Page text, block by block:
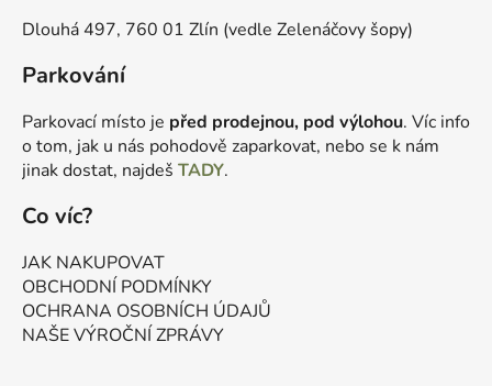
Dlouhá 497, 760 01 Zlín (vedle Zelenáčovy šopy)
Parkování
Parkovací místo je před prodejnou, pod výlohou. Víc info
o tom, jak u nás pohodově zaparkovat, nebo se k nám
jinak dostat, najdeš TADY.
Co víc?
JAK NAKUPOVAT
OBCHODNÍ PODMÍNKY
OCHRANA OSOBNÍCH ÚDAJŮ
NAŠE VÝROČNÍ ZPRÁVY